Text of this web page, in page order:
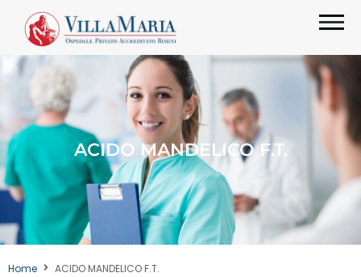
ACIDO MANDELICO F.T.
Home ACIDO MANDELICO F.T.